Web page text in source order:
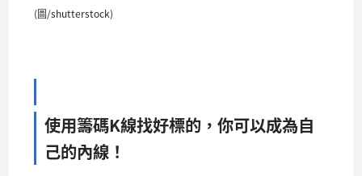
(圖/shutterstock)
使用籌碼K線找好標的，你可以成為自
己的內線！